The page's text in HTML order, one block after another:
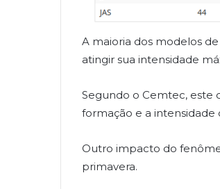
A maioria dos modelos
atingir sua intensidade
Segundo o Cemtec, este
formação e a intensidade
Outro impacto do
primavera.